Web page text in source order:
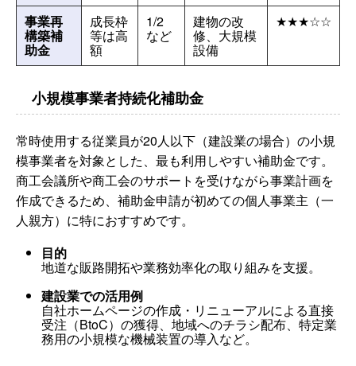
事業再
構築補
助金
成長枠
等は高
額
1/2
など
建物の改
修、大規模
設備
★★★☆☆
小規模事業者持続化補助金
常時使用する従業員が20人以下（建設業の場合）の小規
模事業者を対象とした、最も利用しやすい補助金です。
商工会議所や商工会のサポートを受けながら事業計画を
作成できるため、補助金申請が初めての個人事業主（一
人親方）に特におすすめです。
目的
地道な販路開拓や業務効率化の取り組みを支援。
建設業での活用例
自社ホームページの作成・リニューアルによる直接
受注（BtoC）の獲得、地域へのチラシ配布、特定業
務用の小規模な機械装置の導入など。